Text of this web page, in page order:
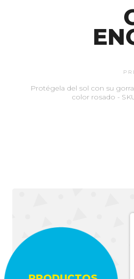
Protégela del sol con su
color rosado -